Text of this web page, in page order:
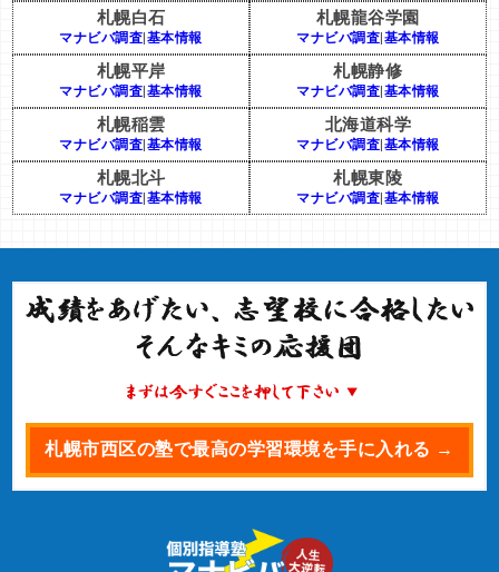
札幌白石
マナビバ調査 基本情報
札幌龍谷学園
マナビバ調査 基本情報
札幌平岸
マナビバ調査 基本情報
札幌静修
マナビバ調査 基本情報
札幌稲雲
マナビバ調査 基本情報
北海道科学
マナビバ調査 基本情報
札幌北斗
マナビバ調査 基本情報
札幌東陵
マナビバ調査 基本情報
札幌市西区の塾で最高の学習環境を手に入れる →